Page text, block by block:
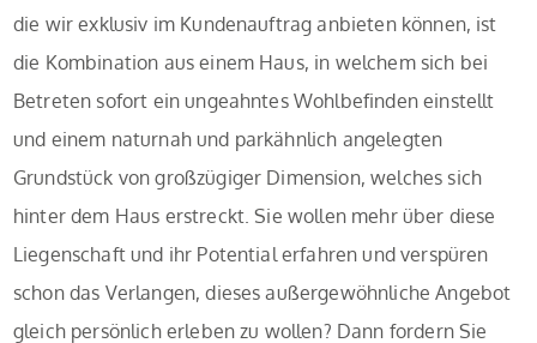
die wir exklusiv im Kundenauftrag anbieten können, ist
die Kombination aus einem Haus, in welchem sich bei
Betreten sofort ein ungeahntes Wohlbefinden einstellt
und einem naturnah und parkähnlich angelegten
Grundstück von großzügiger Dimension, welches sich
hinter dem Haus erstreckt. Sie wollen mehr über diese
Liegenschaft und ihr Potential erfahren und verspüren
schon das Verlangen, dieses außergewöhnliche Angebot
gleich persönlich erleben zu wollen? Dann fordern Sie